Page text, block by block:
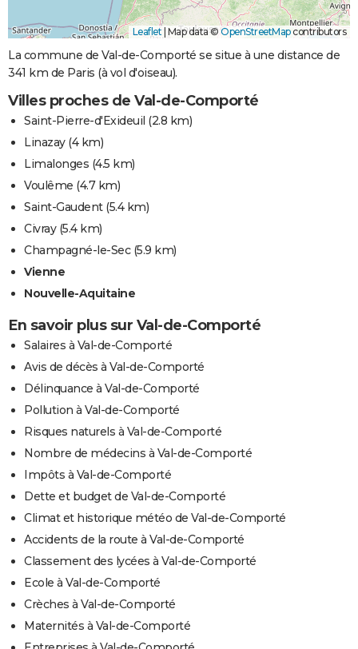
Leaflet Map data © OpenStreetMapcontributors
La commune de Val-de-Comporté se situe à une distance de
341 km de Paris (à vol d'oiseau).
Villes proches de Val-de-Comporté
Saint-Pierre-d'Exideuil (2.8 km)
Linazay(4 km)
Limalonges (4.5 km)
Voulême (4.7 km)
Saint-Gaudent(5.4 km)
Civray(5.4 km)
Champagné-le-Sec(5.9 km)
Vienne
Nouvelle-Aquitaine
En savoir plus sur Val-de-Comporté
Salaires à Val-de-Comporté
Avis de décès à Val-de-Comporté
Délinquance à Val-de-Comporté
Pollution à Val-de-Comporté
Risques naturels à Val-de-Comporté
Nombre de médecins à Val-de-Comporté
Impôts à Val-de-Comporté
Dette et budget de Val-de-Comporté
Climat et historique météo de Val-de-Comporté
Accidents de la route à Val-de-Comporté
Classement des lycées à Val-de-Comporté
Ecole à Val-de-Comporté
Crèches à Val-de-Comporté
Maternités à Val-de-Comporté